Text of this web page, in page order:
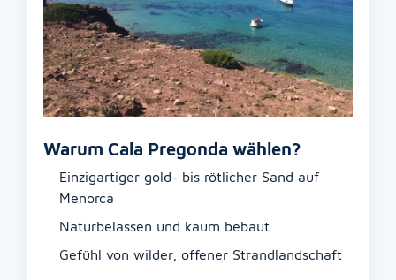
Warum Cala Pregonda wählen?
Einzigartiger gold- bis rötlicher Sand auf
Menorca
Naturbelassen und kaum bebaut
Gefühl von wilder, offener Strandlandschaft